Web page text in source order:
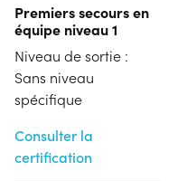
Premiers secours en
équipe niveau 1
Niveau de sortie :
Sans niveau
spécifique
Consulter la
certification